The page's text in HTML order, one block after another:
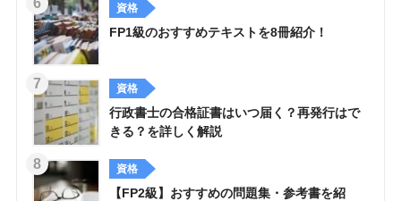
資格
FP1級のおすすめテキストを8冊紹介！
資格
行政書士の合格証書はいつ届く？再発行はで
きる？を詳しく解説
資格
【FP2級】おすすめの問題集・参考書を紹